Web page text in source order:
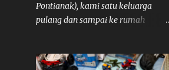
Agustus
Juli
3
Pontianak), kami satu keluarga
pulang dan sampai ke rumah
membuka paket yang datang dari